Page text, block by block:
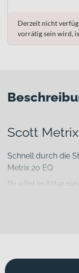
Derzeit nicht
vorrätig sein wird,
Scott
Schnell durch die
Metrix 20 EQ
Du willst im Alltag
sportliche